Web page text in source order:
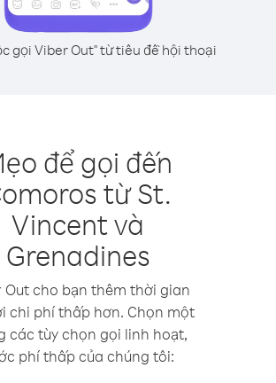
gọi Viber Out" từ tiêu đề hội thoại
để gọi đến
từ St.
Vincent và
Grenadines
Out cho bạn thêm thời gian
chi phí thấp hơn. Chọn một
các tùy chọn gọi linh hoạt,
phí thấp của chúng tôi: